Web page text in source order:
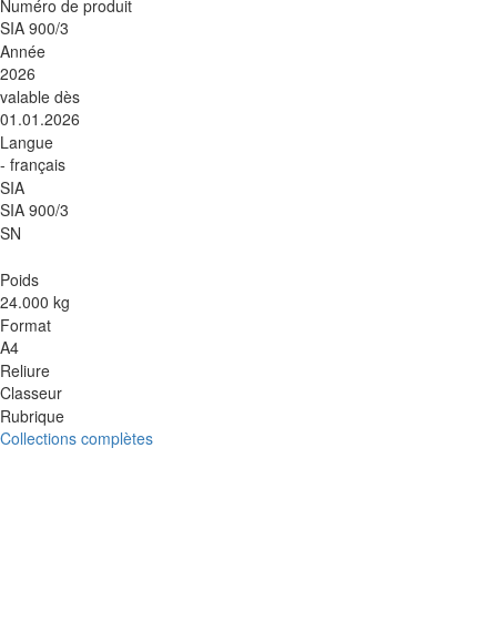
Numéro de produit
SIA 900/3
Année
2026
valable dès
01.01.2026
Langue
- français
SIA
SIA 900/3
SN
Poids
24.000 kg
Format
A4
Reliure
Classeur
Rubrique
Collections complètes